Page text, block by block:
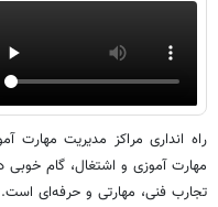
راه انداری مراکز مدیریت مهارت
مهارت آموزی و اشتغال، گام خوبی
تجارب فنی، مهارتی و حرفه‌ای است.